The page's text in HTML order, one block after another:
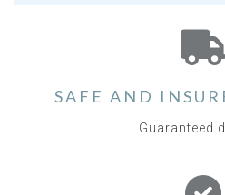
SAFE AND
Guaranteed